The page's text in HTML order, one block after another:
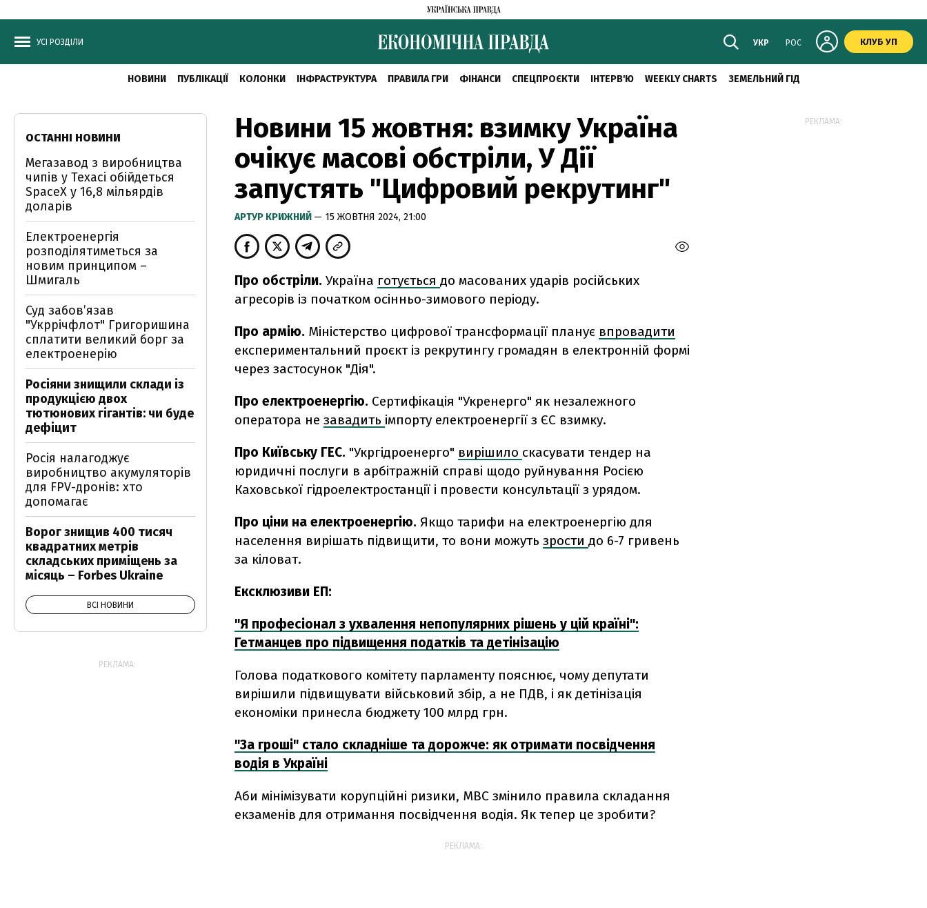
УСІ РОЗДІЛИ УКР РОС КЛУБ УП
НОВИНИ ПУБЛІКАЦІЇ КОЛОНКИ ІНФРАСТРУКТУРА ПРАВИЛА ГРИ ФІНАНСИ СПЕЦПРОЄКТИ ІНТЕРВ'Ю WEEKLY CHARTS ЗЕМЕЛЬНИЙ ГІД
Новини 15 жовтня: взимку Україна
очікує масові обстріли, У Дії
запустять "Цифровий рекрутинг"
АРТУР КРИЖНИЙ — 15 ЖОВТНЯ 2024, 21:00
Про обстріли. Україна готується до масованих ударів російських
агресорів із початком осінньо-зимового періоду.
Про армію. Міністерство цифрової трансформації планує впровадити
експериментальний проєкт із рекрутингу громадян в електронній формі
через застосунок "Дія".
Про електроенергію. Сертифікація "Укренерго" як незалежного
оператора не завадить імпорту електроенергії з ЄС взимку.
Про Київську ГЕС. "Укргідроенерго" вирішило скасувати тендер на
юридичні послуги в арбітражній справі щодо руйнування Росією
Каховської гідроелектростанції і провести консультації з урядом.
Про ціни на електроенергію. Якщо тарифи на електроенергію для
населення вирішать підвищити, то вони можуть зрости до 6-7 гривень
за кіловат.
Ексклюзиви ЕП:
"Я професіонал з ухвалення непопулярних рішень у цій країні":
Гетманцев про підвищення податків та детінізацію
Голова податкового комітету парламенту пояснює, чому депутати
вирішили підвищувати військовий збір, а не ПДВ, і як детінізація
економіки принесла бюджету 100 млрд грн.
"За гроші" стало складніше та дорожче: як отримати посвідчення
водія в Україні
Аби мінімізувати корупційні ризики, МВС змінило правила складання
екзаменів для отримання посвідчення водія. Як тепер це зробити?
РЕКЛАМА:
ОСТАННІ НОВИНИ
Мегазавод з виробництва
чипів у Техасі обійдеться
SpaceX у 16,8 мільярдів
доларів
Електроенергія
розподілятиметься за
новим принципом –
Шмигаль
Суд забов’язав
"Укррічфлот" Григоришина
сплатити великий борг за
електроенерію
Росіяни знищили склади із
продукцією двох
тютюнових гігантів: чи буде
дефіцит
Росія налагоджує
виробництво акумуляторів
для FPV-дронів: хто
допомагає
Ворог знищив 400 тисяч
квадратних метрів
складських приміщень за
місяць – Forbes Ukraine
ВСІ НОВИНИ
РЕКЛАМА:
РЕКЛАМА: